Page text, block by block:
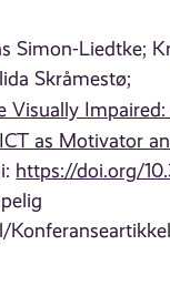
Simon-Liedtke;
Skråmestø;
Visually
as Motivator
https://doi.org/